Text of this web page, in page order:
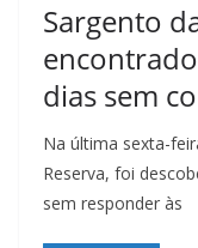
Sargento
dias sem
Na última sexta-
Reserva, foi
sem responder às